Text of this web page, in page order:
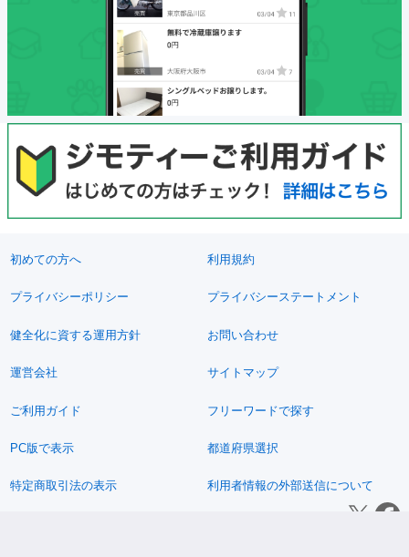
初めての方へ 利用規約
プライバシーポリシー プライバシーステートメント
健全化に資する運用方針 お問い合わせ
運営会社 サイトマップ
ご利用ガイド フリーワードで探す
PC版で表示 都道府県選択
特定商取引法の表示 利用者情報の外部送信について